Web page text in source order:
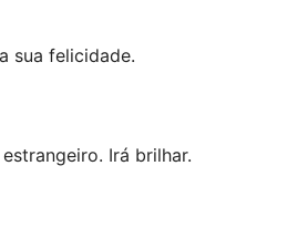
sua felicidade.
Irá brilhar.